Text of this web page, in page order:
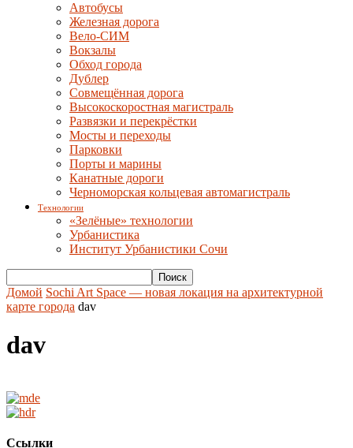
Автобусы
Железная дорога
Вело-СИМ
Вокзалы
Обход города
Дублер
Совмещённая дорога
Высокоскоростная магистраль
Развязки и перекрёстки
Мосты и переходы
Парковки
Порты и марины
Канатные дороги
Черноморская кольцевая автомагистраль
Технологии
«Зелёные» технологии
Урбанистика
Институт Урбанистики Сочи
Домой Sochi Art Space — новая локация на архитектурной
карте города dav
dav
Ссылки